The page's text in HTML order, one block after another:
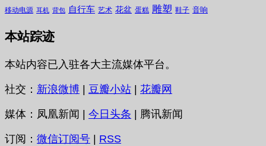
移动电源 耳机 背包 自行车 艺术 花盆 蛋糕 雕塑 鞋子 音响
本站踪迹
本站内容已入驻各大主流媒体平台。
社交： 新浪微博 豆瓣小站 花瓣网
媒体：凤凰新闻 | 今日头条 | 腾讯新闻
订阅： 微信订阅号 RSS